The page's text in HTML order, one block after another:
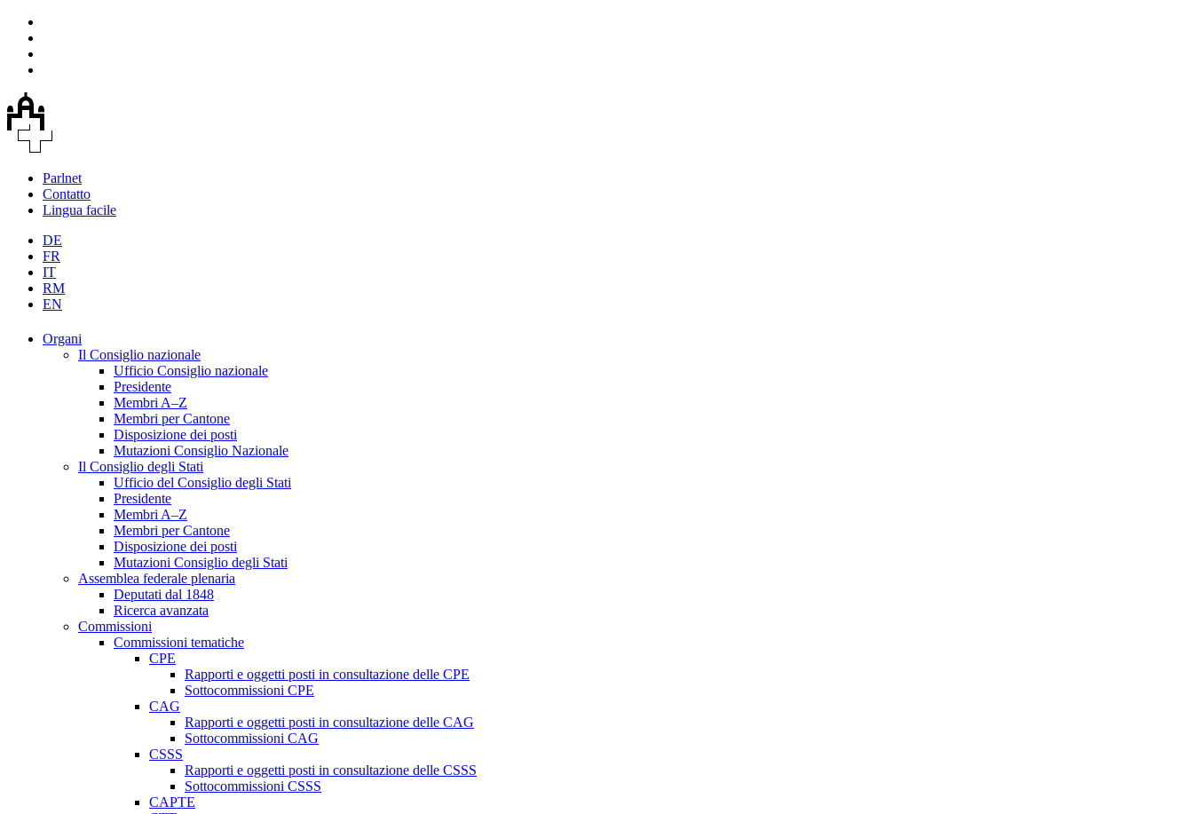
Parlnet
Contatto
Lingua facile
DE
FR
IT
RM
EN
Organi
Il Consiglio nazionale
Ufficio Consiglio nazionale
Presidente
Membri A–Z
Membri per Cantone
Disposizione dei posti
Mutazioni Consiglio Nazionale
Il Consiglio degli Stati
Ufficio del Consiglio degli Stati
Presidente
Membri A–Z
Membri per Cantone
Disposizione dei posti
Mutazioni Consiglio degli Stati
Assemblea federale plenaria
Deputati dal 1848
Ricerca avanzata
Commissioni
Commissioni tematiche
CPE
Rapporti e oggetti posti in consultazione delle CPE
Sottocommissioni CPE
CAG
Rapporti e oggetti posti in consultazione delle CAG
Sottocommissioni CAG
CSSS
Rapporti e oggetti posti in consultazione delle CSSS
Sottocommissioni CSSS
CAPTE